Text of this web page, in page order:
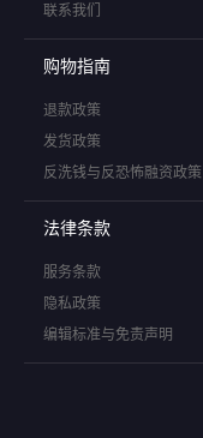
联系我们
购物指南
退款政策
发货政策
反洗钱与反恐怖融资政策
法律条款
服务条款
隐私政策
编辑标准与免责声明